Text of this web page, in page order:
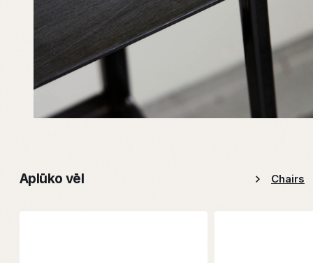
Aplūko vēl Chairs